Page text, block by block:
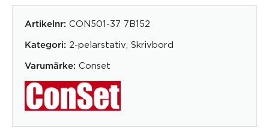
Artikelnr: CON501-37 7B152
Kategori: 2-pelarstativ Skrivbord
Varumärke: Conset